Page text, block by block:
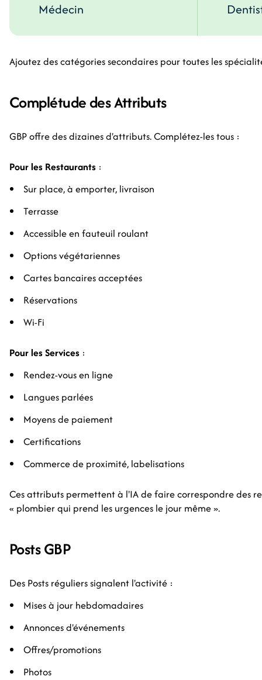
Médecin
Ajoutez des catégories secondaires pour toutes les
Complétude des Attributs
GBP offre des dizaines d'attributs. Complétez-les tous :
Pour les Restaurants :
Sur place, à emporter, livraison
Terrasse
Accessible en fauteuil roulant
Options végétariennes
Cartes bancaires acceptées
Réservations
Wi-Fi
Pour les Services :
Rendez-vous en ligne
Langues parlées
Moyens de paiement
Certifications
Commerce de proximité, labelisations
Ces attributs permettent à l'IA de faire correspondre des
« plombier qui prend les urgences le jour même ».
Posts GBP
Des Posts réguliers signalent l'activité :
Mises à jour hebdomadaires
Annonces d'événements
Offres/promotions
Photos